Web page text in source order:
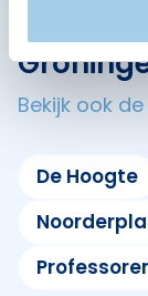
Bekijk ook
De Hoogte